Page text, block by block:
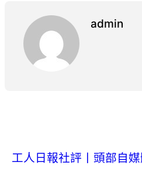
admin
工人日報社評丨頭部自